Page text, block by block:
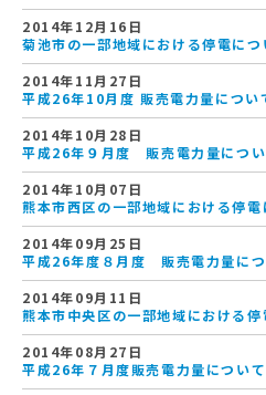
2014年12月16日
菊池市の一部地域における停電につ
2014年11月27日
平成26年10月度 販売電力量につい
2014年10月28日
平成26年９月度 販売電力量につい
2014年10月07日
熊本市西区の一部地域における停電
2014年09月25日
平成26年度８月度 販売電力量につ
2014年09月11日
熊本市中央区の一部地域における停
2014年08月27日
平成26年７月度販売電力量について